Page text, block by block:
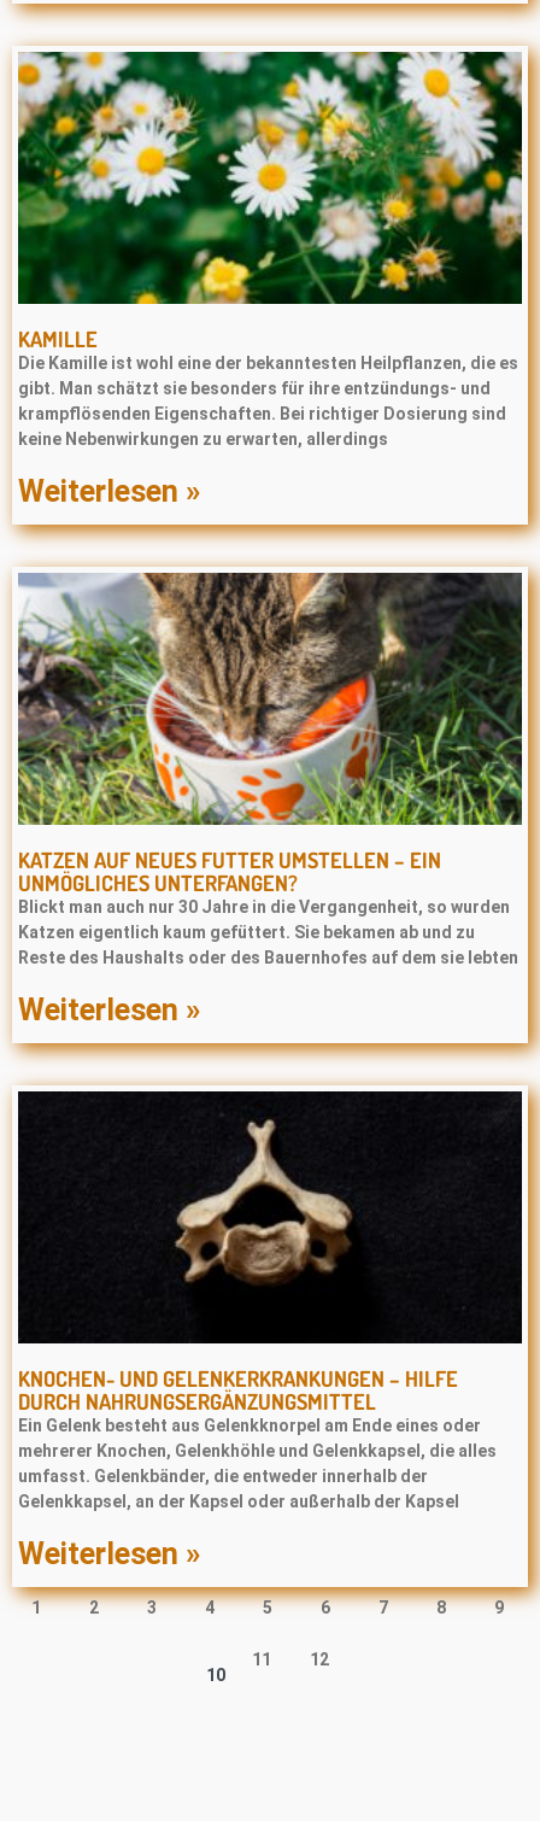
KAMILLE
Die Kamille ist wohl eine der bekanntesten Heilpflanzen, die es
gibt. Man schätzt sie besonders für ihre entzündungs- und
krampflösenden Eigenschaften. Bei richtiger Dosierung sind
keine Nebenwirkungen zu erwarten, allerdings
Weiterlesen »
KATZEN AUF NEUES FUTTER UMSTELLEN – EIN
UNMÖGLICHES UNTERFANGEN?
Blickt man auch nur 30 Jahre in die Vergangenheit, so wurden
Katzen eigentlich kaum gefüttert. Sie bekamen ab und zu
Reste des Haushalts oder des Bauernhofes auf dem sie lebten
Weiterlesen »
KNOCHEN- UND GELENKERKRANKUNGEN – HILFE
DURCH NAHRUNGSERGÄNZUNGSMITTEL
Ein Gelenk besteht aus Gelenkknorpel am Ende eines oder
mehrerer Knochen, Gelenkhöhle und Gelenkkapsel, die alles
umfasst. Gelenkbänder, die entweder innerhalb der
Gelenkkapsel, an der Kapsel oder außerhalb der Kapsel
Weiterlesen »
1 2 3 4 5 6 7 8 9
10
11 12